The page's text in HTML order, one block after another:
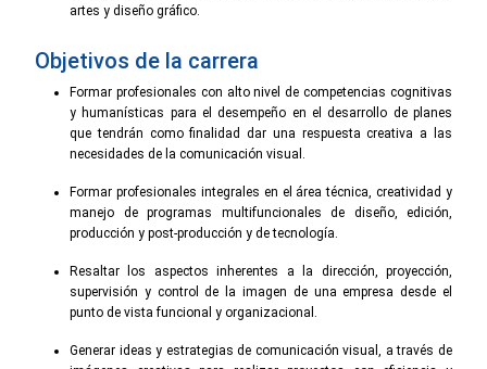
artes y diseño gráfico.
Objetivos de la carrera
Formar profesionales con alto nivel de competencias cognitivas
y humanísticas para el desempeño en el desarrollo de planes
que tendrán como finalidad dar una respuesta creativa a las
necesidades de la comunicación visual.
Formar profesionales integrales en el área técnica, creatividad y
manejo de programas multifuncionales de diseño, edición,
producción y post-producción y de tecnología.
Resaltar los aspectos inherentes a la dirección, proyección,
supervisión y control de la imagen de una empresa desde el
punto de vista funcional y organizacional.
Generar ideas y estrategias de comunicación visual, a través de